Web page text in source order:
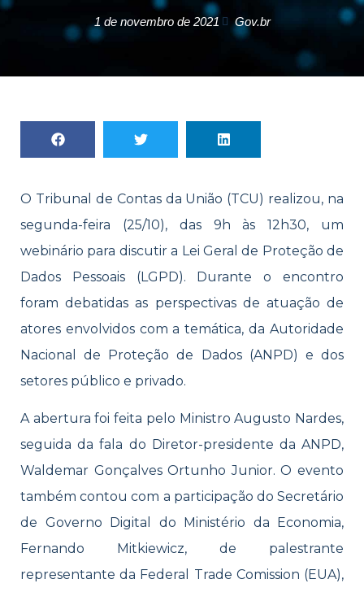
1 de novembro de 2021 Gov.br
O Tribunal de Contas da União (TCU) realizou, na
segunda-feira (25/10), das 9h às 12h30, um
webinário para discutir a Lei Geral de Proteção de
Dados Pessoais (LGPD). Durante o encontro
foram debatidas as perspectivas de atuação de
atores envolvidos com a temática, da Autoridade
Nacional de Proteção de Dados (ANPD) e dos
setores público e privado.
A abertura foi feita pelo Ministro Augusto Nardes,
seguida da fala do Diretor-presidente da ANPD,
Waldemar Gonçalves Ortunho Junior. O evento
também contou com a participação do Secretário
de Governo Digital do Ministério da Economia,
Fernando Mitkiewicz, de palestrante
representante da Federal Trade Comission (EUA),